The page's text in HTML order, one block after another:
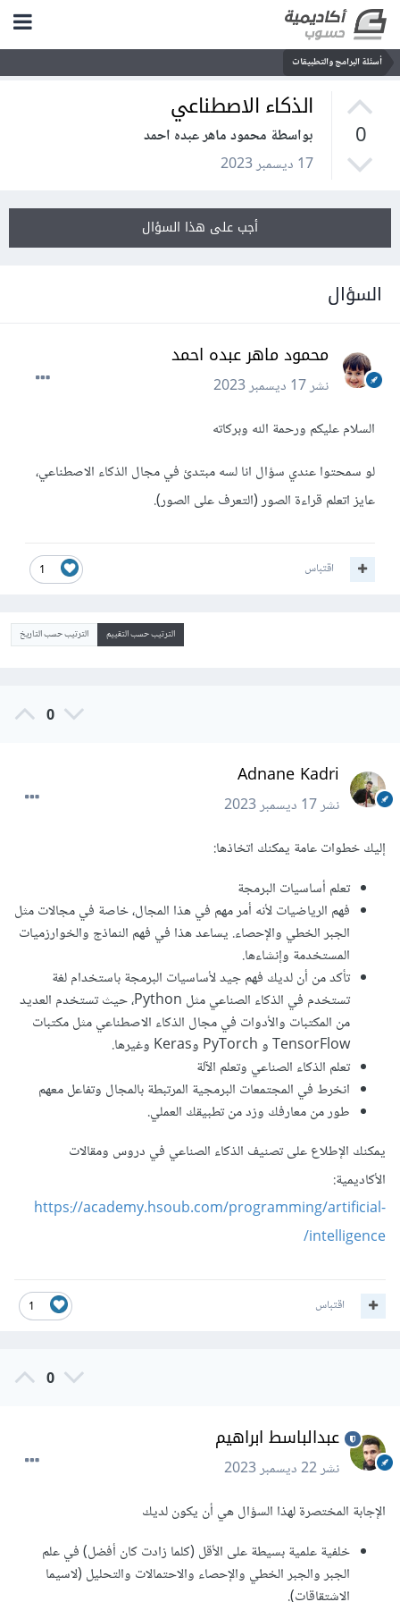
أسئلة البرامج والتطبيقات
0
الذكاء الاصطناعي
بواسطة محمود ماهر عبده احمد
17 ديسمبر 2023
أجب على هذا السؤال
السؤال
محمود ماهر عبده احمد
نشر17 ديسمبر 2023
السلام عليكم ورحمة الله وبركاته
لو سمحتوا عندي سؤال انا لسه مبتدئ في مجال الذكاء الاصطناعي،
عايز اتعلم قراءة الصور (التعرف على الصور).
1 اقتباس
الترتيب حسب التقييم الترتيب حسب التاريخ
0
Adnane Kadri
نشر17 ديسمبر 2023
إليك خطوات عامة يمكنك اتخاذها:
تعلم أساسيات البرمجة
فهم الرياضيات لأنه أمر مهم في هذا المجال، خاصة في مجالات مثل
الجبر الخطي والإحصاء. يساعد هذا في فهم النماذج والخوارزميات
المستخدمة وإنشاءها.
تأكد من أن لديك فهم جيد لأساسيات البرمجة باستخدام لغة
تستخدم في الذكاء الصناعي مثل Python، حيث تستخدم العديد
من المكتبات والأدوات في مجال الذكاء الاصطناعي مثل مكتبات
TensorFlow و PyTorch وKeras وغيرها.
تعلم الذكاء الصناعي وتعلم الآلة
انخرط في المجتمعات البرمجية المرتبطة بالمجال وتفاعل معهم
طور من معارفك وزد من تطبيقك العملي.
يمكنك الإطلاع على تصنيف الذكاء الصناعي في دروس ومقالات
الأكاديمية:
https://academy.hsoub.com/programming/artificial-
intelligence/
1 اقتباس
0
عبدالباسط ابراهيم
نشر22 ديسمبر 2023
الإجابة المختصرة لهذا السؤال هي أن يكون لديك
خلفية علمية بسيطة على الأقل (كلما زادت كان أفضل) في علم
الجبر والجبر الخطي والإحصاء والاحتمالات والتحليل (لاسيما